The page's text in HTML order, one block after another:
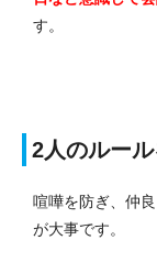
す。
2人のルー
喧嘩を防ぎ、仲
が大事です。